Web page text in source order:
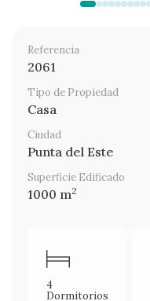
Referencia
2061
Tipo de Propiedad
Casa
Ciudad
Punta del Este
Superficie Edificado
1000 m2
4
Dormitorios